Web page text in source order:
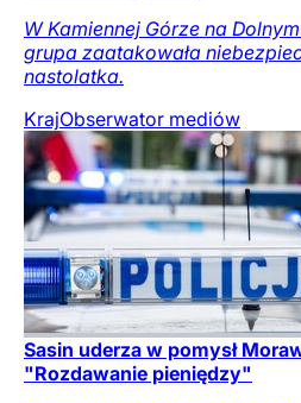
W Kamiennej Górze na
grupa zaatakowała
nastolatka.
KrajObserwator mediów
Sasin uderza w pomysł
"Rozdawanie pieniędzy"